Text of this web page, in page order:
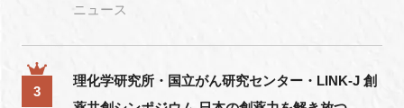
ニュース
3
理化学研究所・国立がん研究センター・LINK-J 創